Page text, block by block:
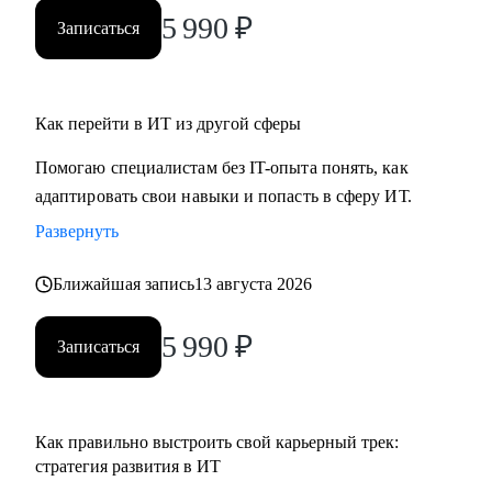
ты новичок и только определяешься с выбором, я проведу
для тебя обзор на самые востребованные профессии в
Записаться 5 990 ₽
Как перейти в ИТ из другой сферы
Помогаю специалистам без IT-опыта понять, как
адаптировать свои навыки и попасть в сферу ИТ.
Развернуть
Ближайшая запись13 августа 2026
Записаться 5 990 ₽
Как правильно выстроить свой карьерный трек:
стратегия развития в ИТ